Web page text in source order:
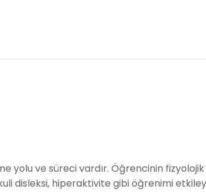
yolu ve süreci vardır. Öğrencinin fizyolojik
disleksi, hiperaktivite gibi öğrenimi